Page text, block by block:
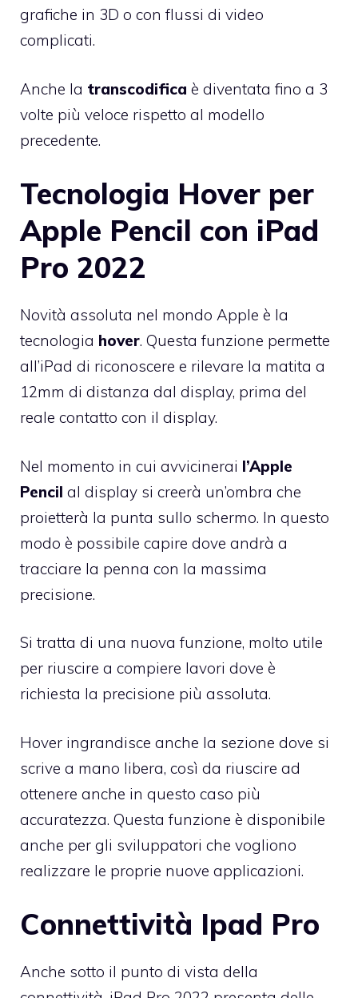
grafiche in 3D o con flussi di video
complicati.
Anche la transcodifica è diventata fino a 3
volte più veloce rispetto al modello
precedente.
Tecnologia Hover per
Apple Pencil con iPad
Pro 2022
Novità assoluta nel mondo Apple è la
tecnologia hover. Questa funzione permette
all’iPad di riconoscere e rilevare la matita a
12mm di distanza dal display, prima del
reale contatto con il display.
Nel momento in cui avvicinerai l’Apple
Pencil al display si creerà un’ombra che
proietterà la punta sullo schermo. In questo
modo è possibile capire dove andrà a
tracciare la penna con la massima
precisione.
Si tratta di una nuova funzione, molto utile
per riuscire a compiere lavori dove è
richiesta la precisione più assoluta.
Hover ingrandisce anche la sezione dove si
scrive a mano libera, così da riuscire ad
ottenere anche in questo caso più
accuratezza. Questa funzione è disponibile
anche per gli sviluppatori che vogliono
realizzare le proprie nuove applicazioni.
Connettività Ipad Pro
Anche sotto il punto di vista della